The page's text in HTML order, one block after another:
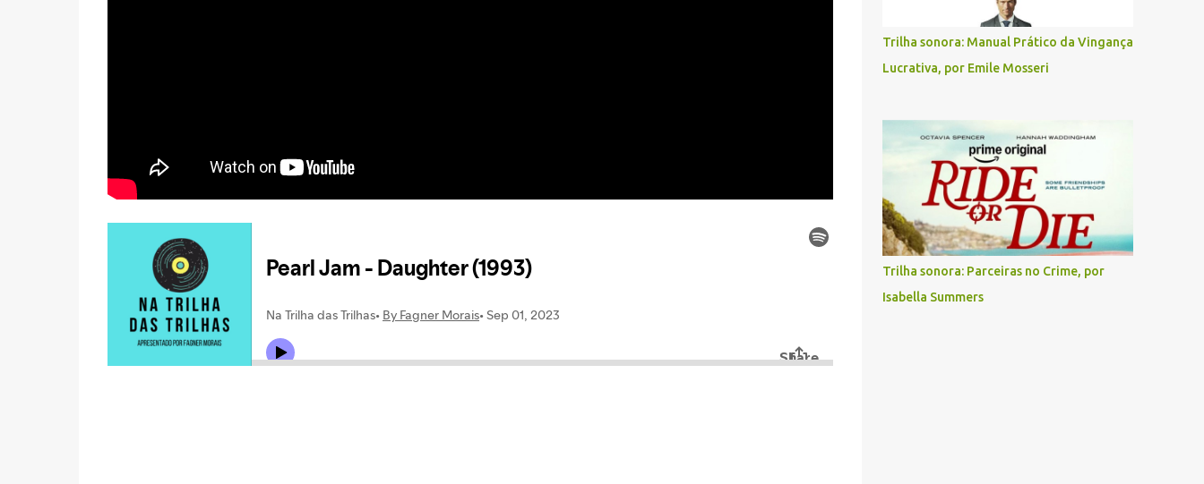
Trilha sonora: Manual Prático da Vingança
Lucrativa, por Emile Mosseri
Trilha sonora: Parceiras no Crime, por
Isabella Summers